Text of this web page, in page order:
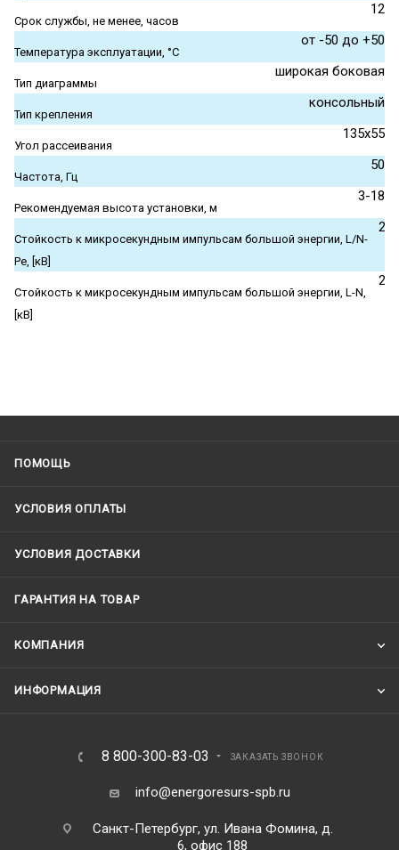
Срок службы, не менее, часов
12
Температура эксплуатации, °С
от -50 до +50
Тип диаграммы
широкая боковая
Тип крепления
консольный
Угол рассеивания
135x55
Частота, Гц
50
Рекомендуемая высота установки, м
3-18
Стойкость к микросекундным импульсам большой энергии, L/N-
Pe, [кВ]
2
Стойкость к микросекундным импульсам большой энергии, L-N,
[кВ]
2
ПОМОЩЬ
УСЛОВИЯ ОПЛАТЫ
УСЛОВИЯ ДОСТАВКИ
ГАРАНТИЯ НА ТОВАР
КОМПАНИЯ
ИНФОРМАЦИЯ
8 800-300-83-03 ЗАКАЗАТЬ ЗВОНОК
info@energoresurs-spb.ru
Санкт-Петербург, ул. Ивана Фомина, д.
6, офис 188